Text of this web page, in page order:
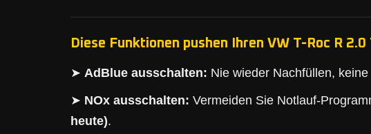
Diese Funktionen pushen Ihren VW T-Roc R
➤ AdBlue ausschalten: Nie wieder Nachfüllen,
➤ NOx ausschalten: Vermeiden Sie Notlauf-
heute).